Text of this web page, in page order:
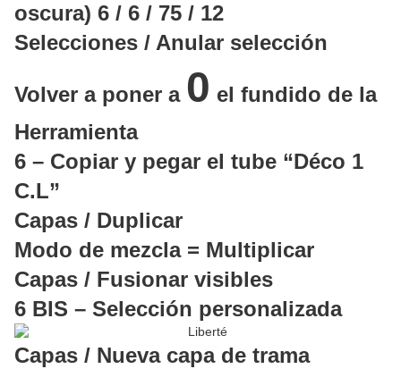
oscura) 6 / 6 / 75 / 12
Selecciones / Anular selección
Volver a poner a 0 el fundido de la
Herramienta
6 – Copiar y pegar el tube “Déco 1
C.L”
Capas / Duplicar
Modo de mezcla = Multiplicar
Capas / Fusionar visibles
6 BIS – Selección personalizada
Capas / Nueva capa de trama